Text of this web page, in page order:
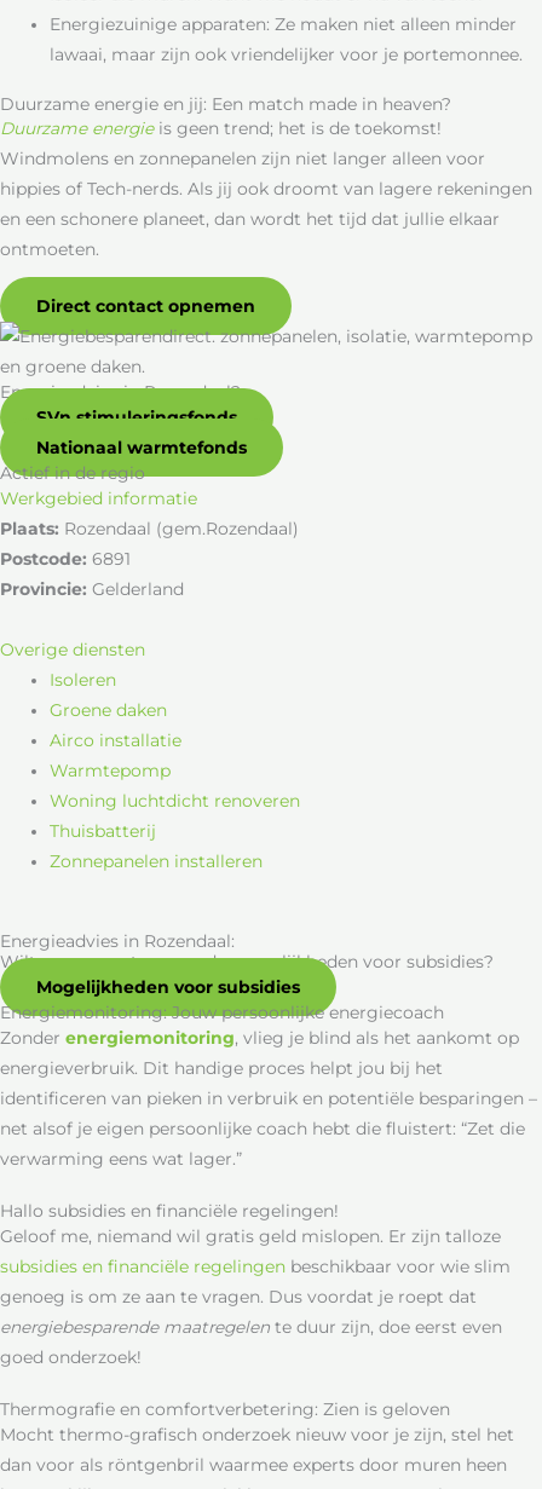
Energiezuinige apparaten: Ze maken niet alleen minder
lawaai, maar zijn ook vriendelijker voor je portemonnee.
Duurzame energie en jij: Een match made in heaven?
Duurzame energieis geen trend; het is de toekomst!
Windmolens en zonnepanelen zijn niet langer alleen voor
hippies of Tech-nerds. Als jij ook droomt van lagere rekeningen
en een schonere planeet, dan wordt het tijd dat jullie elkaar
ontmoeten.
Direct contact opnemen
Energieadvies in Rozendaal?
SVn stimuleringsfonds
Nationaal warmtefonds
Actief in de regio
Werkgebied informatie
Plaats: Rozendaal (gem.Rozendaal)
Postcode: 6891
Provincie: Gelderland
Overige diensten
Isoleren
Groene daken
Airco installatie
Warmtepomp
Woning luchtdicht renoveren
Thuisbatterij
Zonnepanelen installeren
Energieadvies in Rozendaal:
Wilt u meer weten over de mogelijkheden voor subsidies?
Mogelijkheden voor subsidies
Energiemonitoring: Jouw persoonlijke energiecoach
Zonder energiemonitoring, vlieg je blind als het aankomt op
energieverbruik. Dit handige proces helpt jou bij het
identificeren van pieken in verbruik en potentiële besparingen –
net alsof je eigen persoonlijke coach hebt die fluistert: “Zet die
verwarming eens wat lager.”
Hallo subsidies en financiële regelingen!
Geloof me, niemand wil gratis geld mislopen. Er zijn talloze
subsidies en financiële regelingen beschikbaar voor wie slim
genoeg is om ze aan te vragen. Dus voordat je roept dat
energiebesparende maatregelen te duur zijn, doe eerst even
goed onderzoek!
Thermografie en comfortverbetering: Zien is geloven
Mocht thermo-grafisch onderzoek nieuw voor je zijn, stel het
dan voor als röntgenbril waarmee experts door muren heen